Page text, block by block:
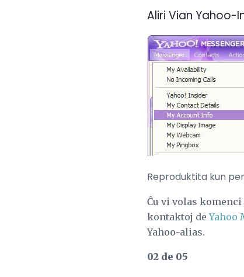
Aliri Vian Yahoo-
Reproduktita kun
Ĉu vi volas
kontaktoj deYahoo
Yahoo-alias.
02 de 05